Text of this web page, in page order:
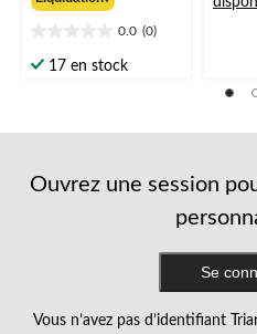
0.0 (0)
étoile(s)
17 en stock
5.
Ouvrez une session
Se
Vous n’avez pas d’identifiant